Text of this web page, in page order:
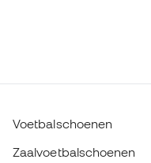
Voetbalschoenen
Zaalvoetbalschoenen